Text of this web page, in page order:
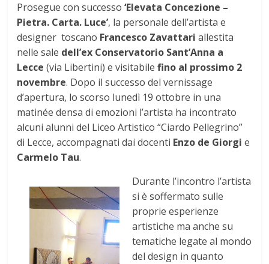
Prosegue con successo‘Elevata Concezione –
Pietra. Carta. Luce’, la personale dell’artista e
designer toscano Francesco Zavattari allestita
nelle sale dell’ex Conservatorio Sant’Anna a
Lecce (via Libertini) e visitabilefino al prossimo 2
novembre. Dopo il successo del vernissage
d’apertura, lo scorso lunedì 19 ottobre in una
matinée densa di emozioni l’artista ha incontrato
alcuni alunni del Liceo Artistico “Ciardo Pellegrino”
di Lecce, accompagnati dai docenti Enzo de Giorgi e
Carmelo Tau.
Durante l’incontro l’artista
si è soffermato sulle
proprie esperienze
artistiche ma anche su
tematiche legate al mondo
del design in quanto